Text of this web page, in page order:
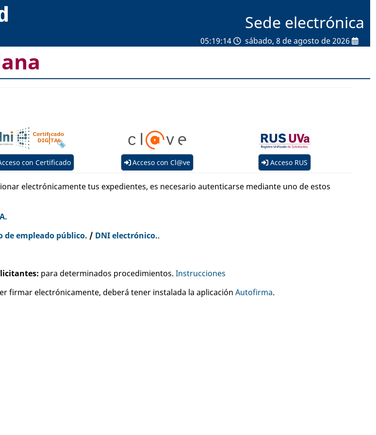
Sede electrónica
05:19:14 sábado, 8 de agosto de 2026
con Certificado Acceso con Cl@ve Acceso RUS
electrónicamente tus expedientes, es necesario autenticarse mediante uno de estos
de empleado público. / DNI electrónico..
para determinados procedimientos. Instrucciones
firmar electrónicamente, deberá tener instalada la aplicación Autofirma.